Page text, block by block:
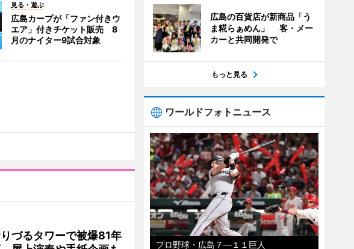
見る・遊ぶ
広島カープが「ファン付きウ
エア」付きチケット販売 8
月のナイター9試合対象
づるタワーで被爆81年
広島の百貨店が新商品「う
ま糀らぁめん」 客・メー
カーと共同開発で
もっと見る
ワールドフォトニュース
プロ野球・広島７―１１巨人